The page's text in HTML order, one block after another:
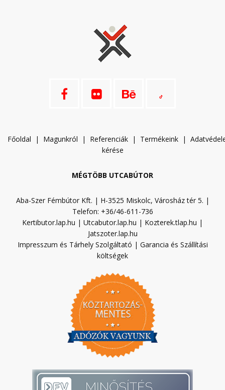
Főoldal | Magunkról | Referenciák | Termékeink | A
kérése
MÉGTÖBB UTCABÚTOR
Aba-Szer Fémbútor Kft. | H-3525 Miskolc, Városház tér 5. |
Telefon: +36/46-611-736
Kertibutor.lap.hu | Utcabutor.lap.hu | Kozterek.tlap.hu |
Jatszoter.lap.hu
Impresszum és Tárhely Szolgáltató | Garancia és Szállítási
költségek